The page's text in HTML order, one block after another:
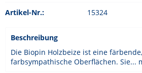
Artikel-Nr.: 15324
Beschreibung
Die Biopin Holzbeize ist eine
farbsympathische Oberflächen. Sie...